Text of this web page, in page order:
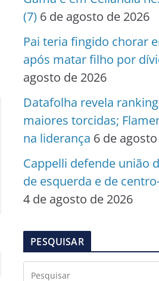
(7) 6 de agosto de 2026
Pai teria fingido chorar
após matar filho por
agosto de 2026
Datafolha revela
maiores torcidas;
na liderança 6 de
Cappelli defende união
de esquerda e de
4 de agosto de 2026
PESQUISAR